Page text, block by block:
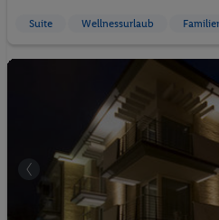
Suite Wellnessurlaub